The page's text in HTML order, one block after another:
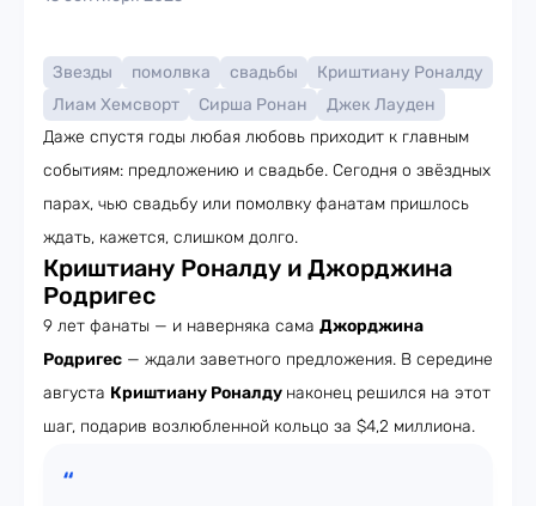
Звезды помолвка свадьбы
Криштиану Роналду
Лиам Хемсворт
Сирша Ронан
Джек Лауден
Даже спустя годы любая любовь приходит к главным
событиям: предложению и свадьбе. Сегодня о звёздных
парах, чью свадьбу или помолвку фанатам пришлось
ждать, кажется, слишком долго.
Криштиану Роналду и Джорджина
Родригес
9 лет фанаты — и наверняка сама Джорджина
Родригес — ждали заветного предложения. В середине
августа Криштиану Роналду наконец решился на этот
шаг, подарив возлюбленной кольцо за $4,2 миллиона.